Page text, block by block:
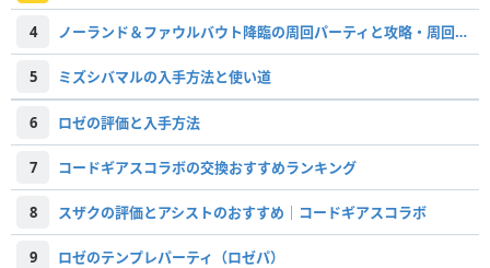
4 ノーランド＆ファウルバウト降臨の周回パーティと攻略・周回すべき？
5 ミズシバマルの入手方法と使い道
6 ロゼの評価と入手方法
7 コードギアスコラボの交換おすすめランキング
8 スザクの評価とアシストのおすすめ｜コードギアスコラボ
9 ロゼのテンプレパーティ（ロゼパ）